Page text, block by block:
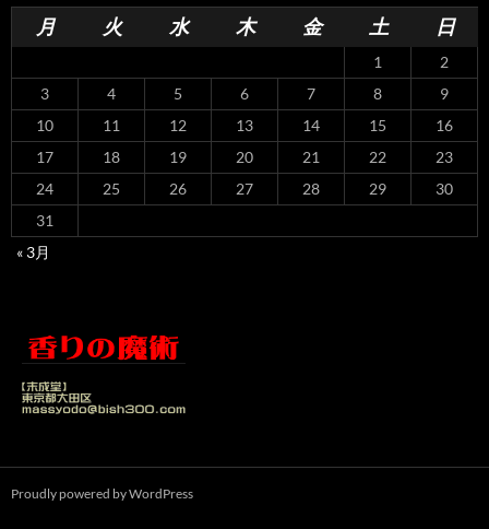
月 火 水 木 金 土 日
1
2
3
4 5 6 7 8
9
10
11 12 13 14 15
16
17
18 19 20 21 22
23
24
25 26 27 28 29
30
31
« 3月
Proudly powered by WordPress